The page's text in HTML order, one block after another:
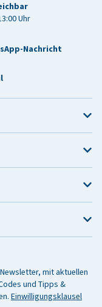
Uhr
Nachricht
mit aktuellen
und Tipps &
Einwilligungsklausel